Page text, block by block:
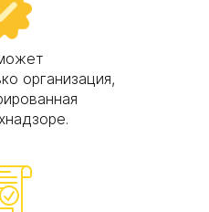
изоляции
и других
организация,